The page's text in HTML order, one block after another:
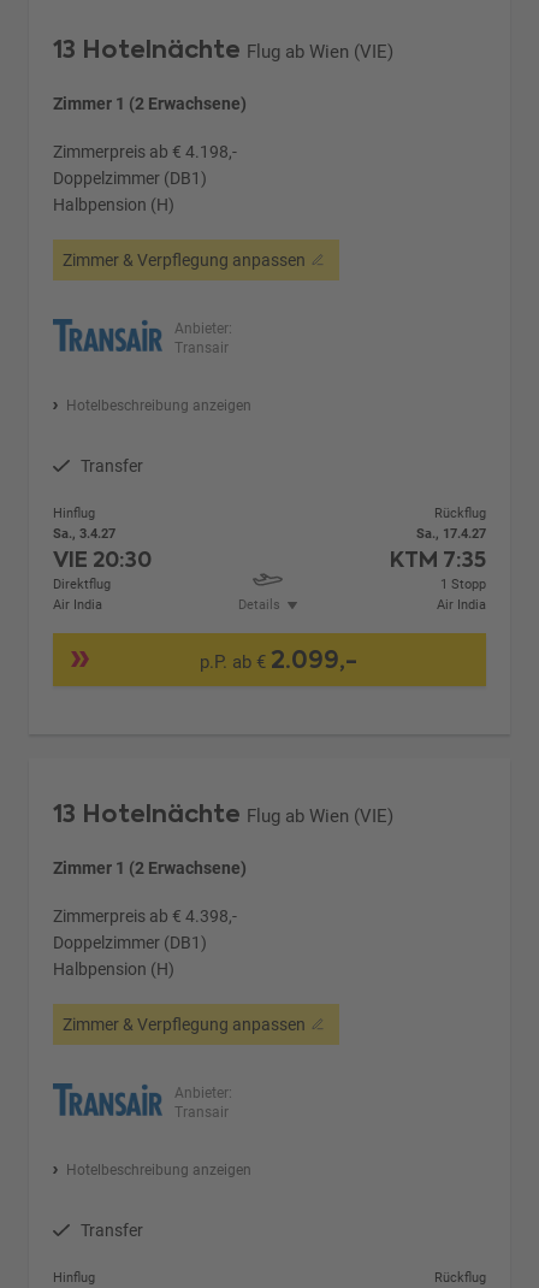
13 Hotelnächte Flug ab Wien (VIE)
Zimmer 1 (2 Erwachsene)
Zimmerpreis ab € 4.198,-
Doppelzimmer (DB1)
Halbpension (H)
Zimmer & Verpflegung anpassen
Anbieter:
Transair
Hotelbeschreibung anzeigen
Transfer
Hinflug
Sa., 3.4.27
VIE 20:30
Direktflug
Air India
Details
Rückflug
Sa., 17.4.27
KTM 7:35
1 Stopp
Air India
p.P. ab € 2.099,-
13 Hotelnächte Flug ab Wien (VIE)
Zimmer 1 (2 Erwachsene)
Zimmerpreis ab € 4.398,-
Doppelzimmer (DB1)
Halbpension (H)
Zimmer & Verpflegung anpassen
Anbieter:
Transair
Hotelbeschreibung anzeigen
Transfer
Hinflug
Rückflug